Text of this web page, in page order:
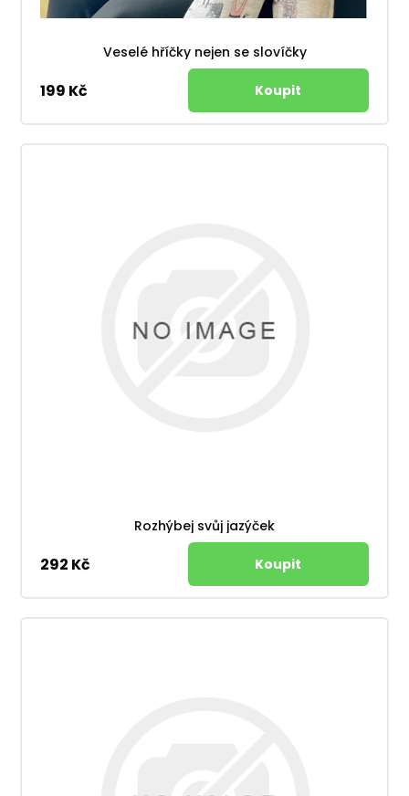
Veselé hříčky nejen se slovíčky
199 Kč
Rozhýbej svůj jazýček
292 Kč